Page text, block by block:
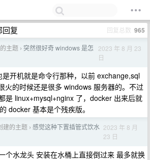
回复 回复总数 965
主题 › 突然很好奇 windows 是怎
2023 年 8 月 23
日
开机就是命令行那种，以前 exchange,sql
火的时候还是很多 windows 服务器的。不过
是 linux+mysql+nginx 了，docker 出来后就
docker 基本是个残疾版。
建的主题 › 感觉这种下置插管式饮水 2023 年 8 月
23 日
个水龙头 安装在水桶上直接倒过来 最多就换